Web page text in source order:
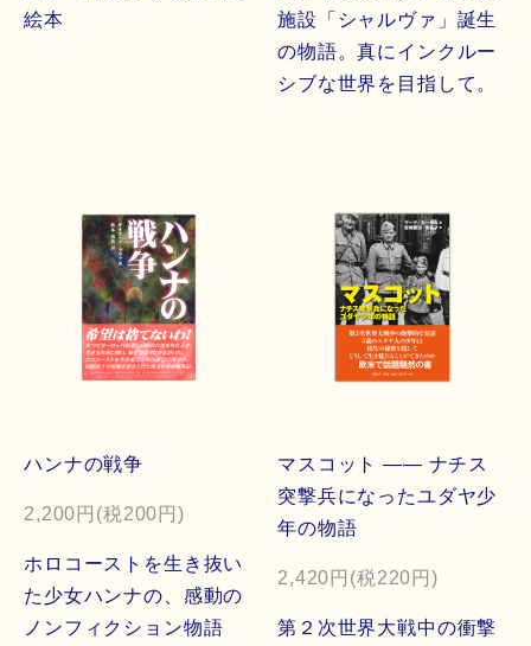
絵本
施設「シャルヴァ」誕生
の物語。真にインクルー
シブな世界を目指して。
ハンナの戦争
2,200円(税200円)
ホロコーストを生き抜い
た少女ハンナの、感動の
ノンフィクション物語
マスコット ―― ナチス
突撃兵になったユダヤ少
年の物語
2,420円(税220円)
第２次世界大戦中の衝撃